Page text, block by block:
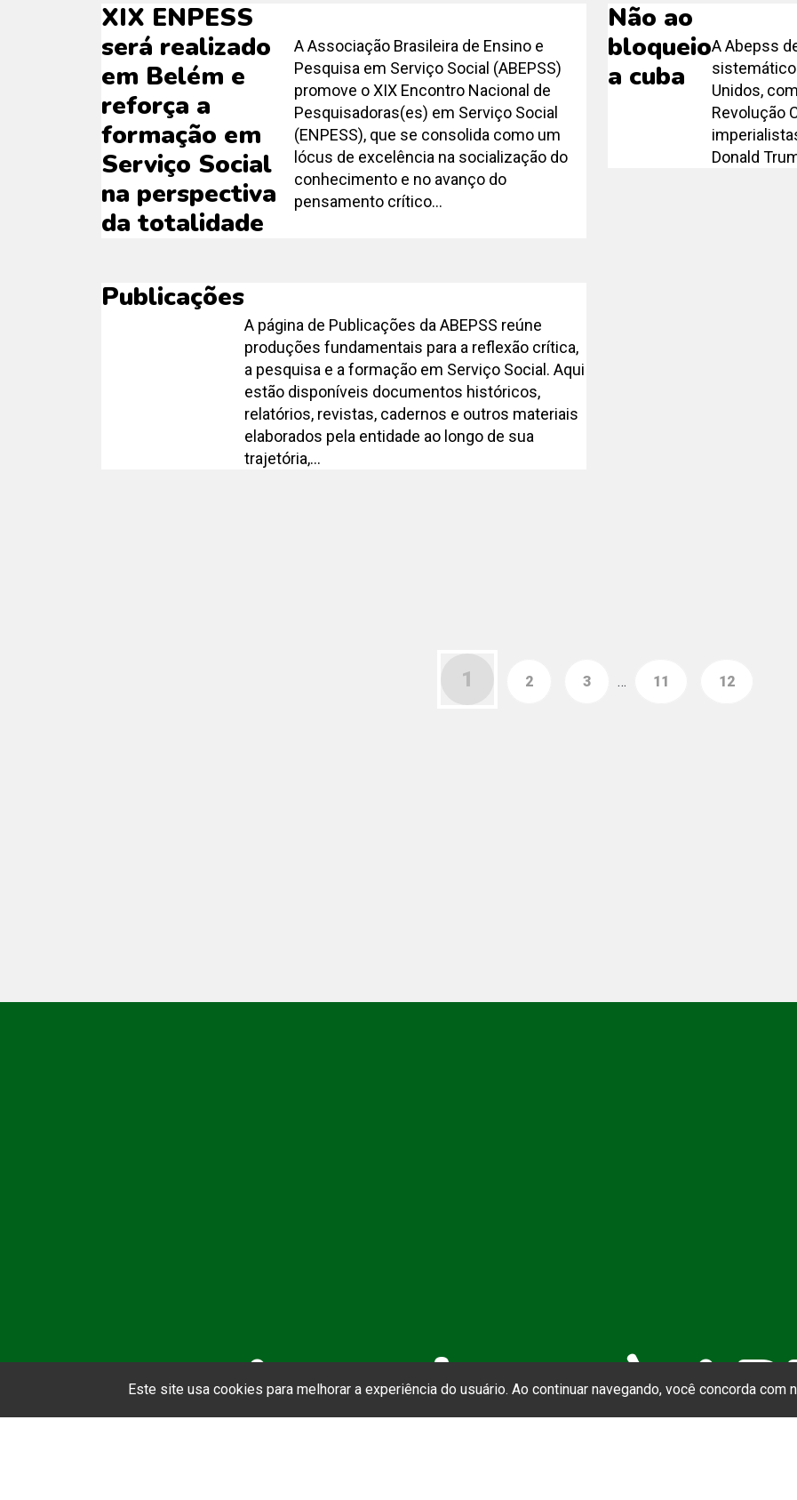
XIX ENPESS
será realizado
em Belém e
reforça a
formação em
Serviço Social
na perspectiva
da totalidade
A Associação Brasileira de Ensino e
Pesquisa em Serviço Social (ABEPSS)
promove o XIX Encontro Nacional de
Pesquisadoras(es) em Serviço Social
(ENPESS), que se consolida como um
lócus de excelência na socialização do
conhecimento e no avanço do
pensamento crítico...
Não ao
bloqueio
a cuba
A Abepss
Unidos,
Revolução
Donald
Publicações
A página de Publicações da ABEPSS reúne
produções fundamentais para a reflexão crítica,
a pesquisa e a formação em Serviço Social. Aqui
estão disponíveis documentos históricos,
relatórios, revistas, cadernos e outros materiais
elaborados pela entidade ao longo de sua
trajetória,...
1 2 3 … 11 12
Associe-se à
Este site usa cookies para melhorar a experiência do usuário. Ao continuar navegando, você concorda com